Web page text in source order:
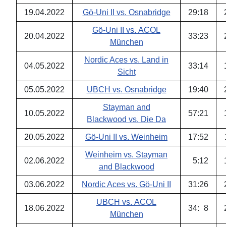
19.04.2022 Gö-Uni II vs. Osnabridge 29:18
20.04.2022
Gö-Uni II vs. ACOL
München
33:23
04.05.2022
Nordic Aces vs. Land in
Sicht
33:14
05.05.2022 UBCH vs. Osnabridge 19:40
10.05.2022
Stayman and
Blackwood vs. Die Da
57:21
20.05.2022 Gö-Uni II vs. Weinheim 17:52
02.06.2022
Weinheim vs. Stayman
and Blackwood
5:12
03.06.2022 Nordic Aces vs. Gö-Uni II 31:26
18.06.2022
UBCH vs. ACOL
München
34: 8